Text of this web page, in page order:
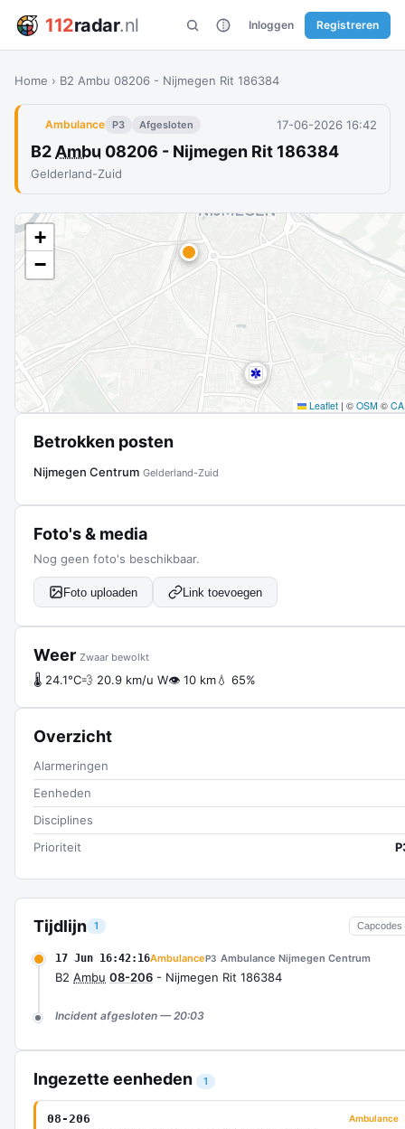
112radar.nl Inloggen Registreren
Home › B2 Ambu 08206 - Nijmegen Rit 186384
Ambulance P3 Afgesloten 17-06-2026 16:42
B2 Ambu 08206 - Nijmegen Rit 186384
Gelderland-Zuid
Tijdlijn 1 Capcodes
17 Jun 16:42:16AmbulanceP3 Ambulance Nijmegen Centrum
B2 Ambu 08-206 - Nijmegen Rit 186384
Incident afgesloten — 20:03
Ingezette eenheden 1
08-206 Ambulance
+
−
Leaflet | © OSM ©
Betrokken posten
Nijmegen Centrum Gelderland-Zuid
Foto's & media
Nog geen foto's beschikbaar.
Foto uploaden Link toevoegen
Weer Zwaar bewolkt
🌡 24.1°C💨 20.9 km/u W👁 10 km💧 65%
Overzicht
Alarmeringen
Eenheden
Disciplines
Prioriteit